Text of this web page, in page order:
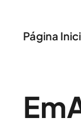
Página
Em